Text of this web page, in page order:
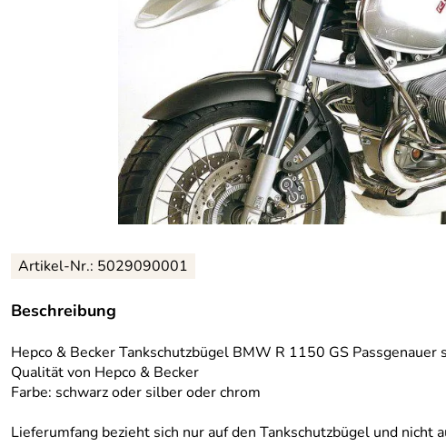
Artikel-Nr.: 5029090001
Beschreibung
Hepco & Becker Tankschutzbügel BMW R 1150 GS
Qualität von Hepco & Becker
Farbe: schwarz oder silber oder chrom
Lieferumfang bezieht sich nur auf den Tankschutzbügel und nicht